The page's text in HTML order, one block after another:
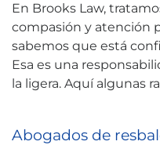
En Brooks Law,
compasión y atención
sabemos que está
Esa es una
la ligera. Aquí algunas
Abogados de